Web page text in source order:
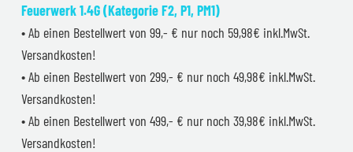
Feuerwerk 1.4G (Kategorie F2, P1, PM1)
• Ab einen Bestellwert von 99,- € nur noch 59,98€ inkl.MwSt.
Versandkosten!
• Ab einen Bestellwert von 299,- € nur noch 49,98€ inkl.MwSt.
Versandkosten!
• Ab einen Bestellwert von 499,- € nur noch 39,98€ inkl.MwSt.
Versandkosten!